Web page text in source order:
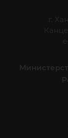
г.